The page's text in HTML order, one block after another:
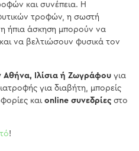
και συνέπεια. Η
τροφών, η σωστή
ήπια άσκηση μπορούν να
να βελτιώσουν φυσικά τον
Αθήνα, Ιλίσια ή Ζωγράφου για
για διαβήτη, μπορείς
και online συνεδρίες στο
!